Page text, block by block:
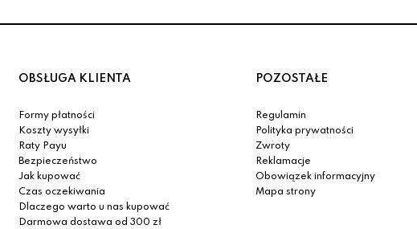
OBSŁUGA KLIENTA
Formy płatności
Koszty wysyłki
Raty Payu
Bezpieczeństwo
Jak kupować
Czas oczekiwania
Dlaczego warto u nas kupować
Darmowa dostawa od 300 zł
POZOSTAŁE
Regulamin
Polityka prywatności
Zwroty
Reklamacje
Obowiązek informacyjny
Mapa strony